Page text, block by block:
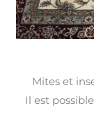
Mites et
Il est